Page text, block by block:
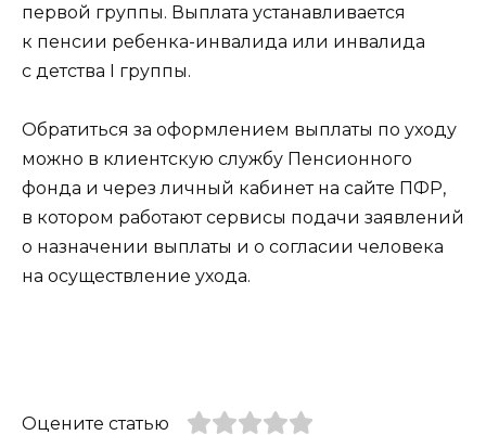
первой группы. Выплата устанавливается
к пенсии ребенка-инвалида или инвалида
с детства I группы.
Обратиться за оформлением выплаты по уходу
можно в клиентскую службу Пенсионного
фонда и через личный кабинет на сайте ПФР,
в котором работают сервисы подачи заявлений
о назначении выплаты и о согласии человека
на осуществление ухода.
Оцените статью